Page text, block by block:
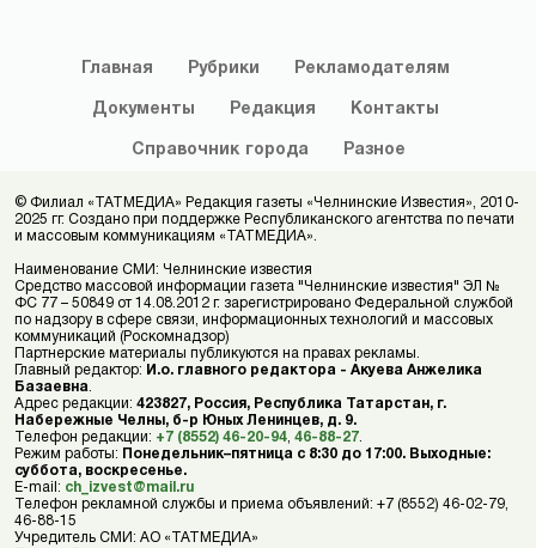
Главная Рубрики Рекламодателям
Документы Редакция Контакты
Справочник города Разное
© Филиал «ТАТМЕДИА» Редакция газеты «Челнинские Известия», 2010-
2025 гг. Создано при поддержке Республиканского агентства по печати
и массовым коммуникациям «ТАТМЕДИА».
Наименование СМИ: Челнинские известия
Средство массовой информации газета "Челнинские известия" ЭЛ №
ФС 77 – 50849 от 14.08.2012 г. зарегистрировано Федеральной службой
по надзору в сфере связи, информационных технологий и массовых
коммуникаций (Роскомнадзор)
Партнерские материалы публикуются на правах рекламы.
Главный редактор: И.о. главного редактора - Акуева Анжелика
Базаевна
Адрес редакции: 423827, Россия, Республика Татарстан, г.
Набережные Челны, б-р Юных Ленинцев, д. 9.
Телефон редакции: +7 (8552) 46-20-94 46-88-27
Режим работы: Понедельник–пятница с 8:30 до 17:00. Выходные:
суббота, воскресенье.
E-mail: ch_izvest@mail.ru
Телефон рекламной службы и приема объявлений: +7 (8552) 46-02-79,
46-88-15
Учредитель СМИ: АО «ТАТМЕДИА»